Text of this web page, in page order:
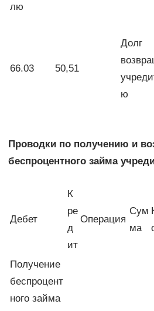
лю
66.03 50,51
Долг
ю
Проводки по получению и
беспроцентного займа
Дебет
К
ре
д
ит
Операция
Сум
ма
Получение
беспроцент
ного займа